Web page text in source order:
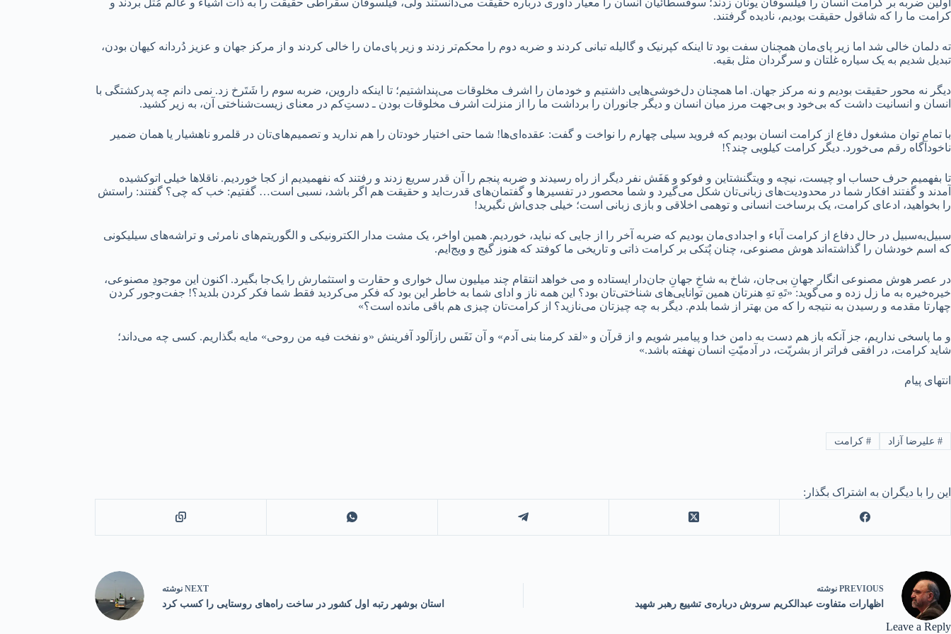
کرامت ما را که شاقول حقیقت بودیم، نادیده گرفتند.
ته دلمان خالی شد اما زیر پای‌مان همچنان سفت بود تا اینکه کپرنیک و گالیله تبانی کردند و ضربه دوم را محکم‌تر زدند و زیر پای‌مان را خالی کردند و از مرکز جهان و عزیز دُردانه کیهان بودن،
تبدیل شدیم به یک سیاره غلتان و سرگردان مثل بقیه.
دیگر نه محور حقیقت بودیم و نه مرکز جهان. اما همچنان دل‌خوشی‌هایی داشتیم و خودمان را اشرف مخلوقات می‌پنداشتیم؛ تا اینکه داروین، ضربه سوم را شَتَرخ زد. نمی دانم چه پدرکشتگی با
انسان و انسانیت داشت که بی‌خود و بی‌جهت مرز میان انسان و دیگر جانوران را برداشت ما را از منزلت اشرف مخلوقات بودن ـ دست‌ِکم در معنای زیست‌شناختی آن، به زیر کشید.
با تمام توان مشغول دفاع از کرامت انسان بودیم که فروید سیلی چهارم را نواخت و گفت: عقده‌ای‌ها! شما حتی اختیار خودتان را هم ندارید و تصمیم‌های‌تان در قلمرو ناهشیار یا همان ضمیر
ناخودآگاه رقم می‌خورد. دیگر کرامت کیلویی چند؟!
تا بفهمیم حرف حساب او چیست، نیچه و ویتگنشتاین و فوکو و هَفَش نفر دیگر از راه رسیدند و ضربه پنجم را آن قدر سریع زدند و رفتند که نفهمیدیم از کجا خوردیم. ناقلاها خیلی اتوکشیده
آمدند و گفتند افکار شما در محدودیت‌های زبانی‌تان شکل می‌گیرد و شما محصور در تفسیرها و گفتمان‌های قدرت‌‌اید و حقیقت هم اگر باشد، نسبی است… گفتیم: خب که چی؟ گفتند: راستش
را بخواهید، ادعای کرامت، یک برساخت انسانی و توهمی اخلاقی و بازی زبانی است؛ خیلی جدی‌اش نگیرید!
سبیل‌به‌سبیل در حال دفاع از کرامت آباء و اجدادی‌مان بودیم که ضربه آخر را از جایی که نباید، خوردیم. همین اواخر، یک مشت مدار الکترونیکی و الگوریتم‌های نامرئی و تراشه‌های سیلیکونی
که اسم خودشان را گذاشته‌اند هوش مصنوعی، چنان پٌتکی بر کرامت ذاتی و تاریخی ما کوفتد که هنوز گیج و ویج‌ایم.
در عصر هوش مصنوعی انگار جهانِ بی‌جان، شاخ به شاخِ جهانِ جان‌دار ایستاده و می خواهد انتقام چند میلیون سال خواری و حقارت و استثمارش را یک‌جا بگیرد. اکنون این موجودِ مصنوعی،
خیره‌خیره به ما زل زده و می‌گوید: «تَهِ تهِ هنرتان همین توانایی‌های شناختی‌تان بود؟ این همه ناز و ادای شما به خاطر این بود که فکر می‌کردید فقط شما فکر کردن بلدید؟! جفت‌و‌جور کردن
چهارتا مقدمه و رسیدن به نتیجه را که من بهتر از شما بلدم. دیگر به چه چیزتان می‌نازید؟ از کرامت‌تان چیزی هم باقی مانده است؟»
و ما پاسخی نداریم، جز آنکه باز هم دست به دامن خدا و پیامبر شویم و از قرآن و «لقد کرمنا بنی آدم» و آن نَفَس رازآلود آفرینش «و نفخت فیه من روحی» مایه بگذاریم. کسی چه می‌داند؛
شاید کرامت، در افقی فراتر از بشریّت، در آدمیّتِ انسان نهفته باشد.»
انتهای پیام
#علیرضا آزاد #کرامت
این را با دیگران به اشتراک بگذار:
PREVIOUS نوشته
اظهارات متفاوت عبدالکریم سروش درباره‌ی تشییع رهبر شهید
NEXT نوشته
استان بوشهر رتبه اول کشور در ساخت راه‌های روستایی را کسب کرد
Leave a Reply